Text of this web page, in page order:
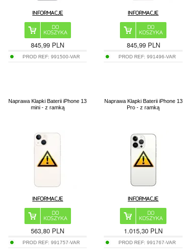
845,99 PLN
PROD REF:991500-VAR
845,99 PLN
PROD REF: 991496-VAR
Naprawa Klapki Baterii iPhone 13
mini - z ramką
563,80 PLN
PROD REF:991757-VAR
Naprawa Klapki Baterii iPhone 13
Pro - z ramką
1.015,30 PLN
PROD REF: 991767-VAR